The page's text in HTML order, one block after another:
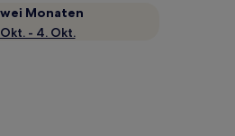
Monaten
- 4. Okt.